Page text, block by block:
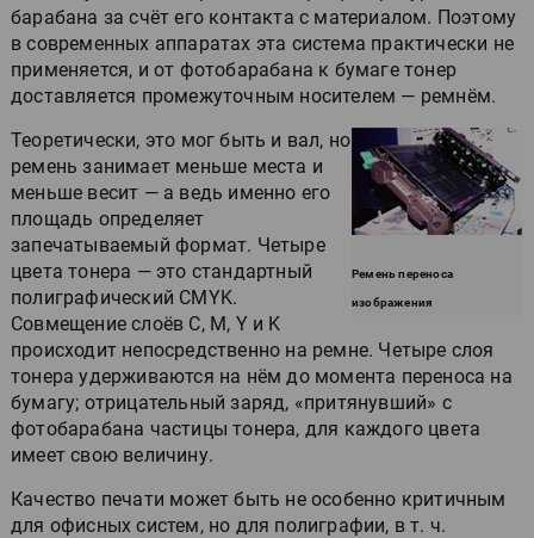
барабана за счёт его контакта с материалом. Поэтому
в современных аппаратах эта система практически не
применяется, и от фотобарабана к бумаге тонер
доставляется промежуточным носителем — ремнём.
Ремень переноса
изображения
Теоретически, это мог быть и вал, но
ремень занимает меньше места и
меньше весит — а ведь именно его
площадь определяет
запечатываемый формат. Четыре
цвета тонера — это стандартный
полиграфический CMYK.
Совмещение слоёв C, M, Y и K
происходит непосредственно на ремне. Четыре слоя
тонера удерживаются на нём до момента переноса на
бумагу; отрицательный заряд, «притянувший» с
фотобарабана частицы тонера, для каждого цвета
имеет свою величину.
Качество печати может быть не особенно критичным
для офисных систем, но для полиграфии, в т. ч.